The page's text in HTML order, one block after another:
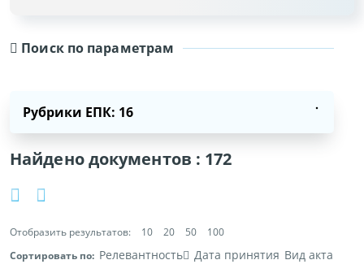
Поиск по параметрам
Рубрики ЕПК: 16
Найдено документов : 172
Отобразить результатов: 10 20 50
100
Сортировать по: Релевантность Дата принятия Вид акта